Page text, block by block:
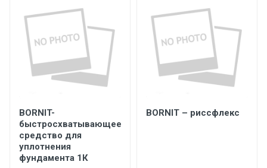
BORNIT-
быстросхватывающее
средство для
уплотнения
фундамента 1К
BORNIT – риссфлекс